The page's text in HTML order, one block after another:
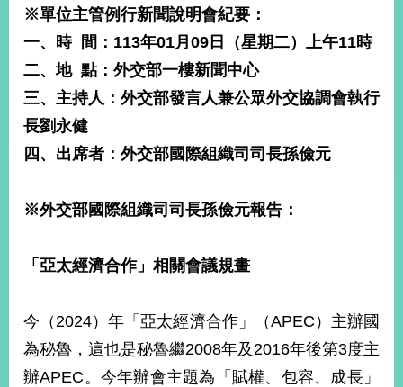
外
值
外
交
經
濟
落
海
護
照
※單位主管例行新聞說明會紀要：
一、時
間： 113年01月 09 日（星期二）上午11時
二、地 點：外交部一樓新聞中心
三、主持人：外交部發言人兼公眾外交協調會執行
長劉永健
四、出席者：外交部國際組織司司長孫儉元
※外交部國際組織司司長孫儉元報告：
「亞太經濟合作」相關會議規畫
今（2024）年「亞太經濟合作」（APEC）主辦國
為秘魯，這也是秘魯繼2008年及2016年後第3度主
辦APEC。今年辦會主題為「賦權、包容、成長」